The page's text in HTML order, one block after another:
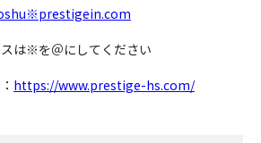
は※を＠にしてください
https://www.prestige-hs.com/